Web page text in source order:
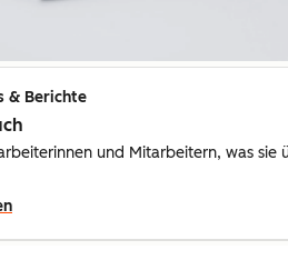
& Berichte
und Mitarbeitern, was